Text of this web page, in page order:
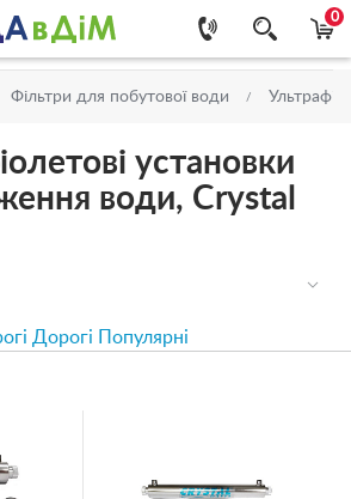
0
Фільтри для побутової води
установки
води, Crystal
Дорогі Популярні